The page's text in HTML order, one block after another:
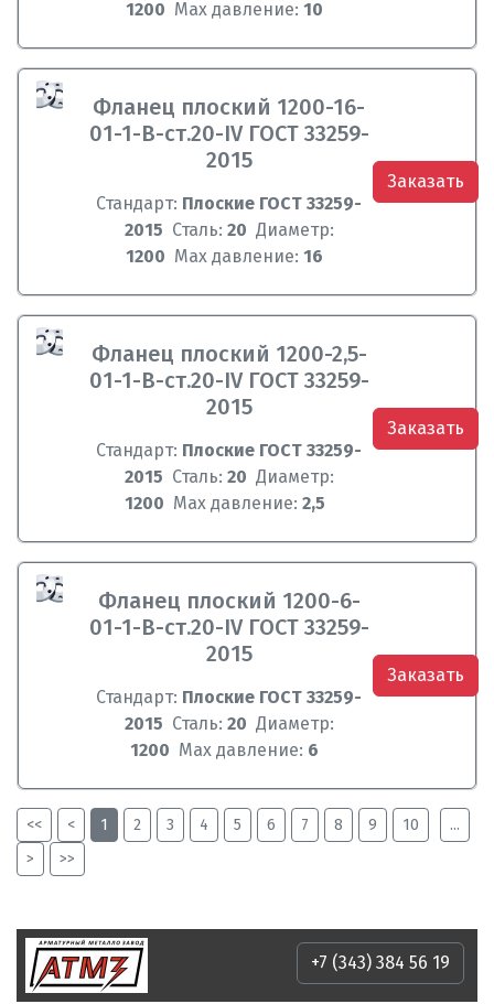
1200 Max давление:10
Фланец плоский 1200-16-
01-1-B-ст.20-IV ГОСТ 33259-
2015
Стандарт: Плоские ГОСТ 33259-
2015 Сталь: 20 Диаметр:
1200 Max давление:16
Заказать
Фланец плоский 1200-2,5-
01-1-B-ст.20-IV ГОСТ 33259-
2015
Стандарт: Плоские ГОСТ 33259-
2015 Сталь: 20 Диаметр:
1200 Max давление: 2,5
Заказать
Фланец плоский 1200-6-
01-1-B-ст.20-IV ГОСТ 33259-
2015
Стандарт: Плоские ГОСТ 33259-
2015 Сталь: 20 Диаметр:
1200 Max давление: 6
Заказать
<< < 1 2 3 4 5 6 7 8 9 10
...
>
>>
+7 (343) 384 56 19